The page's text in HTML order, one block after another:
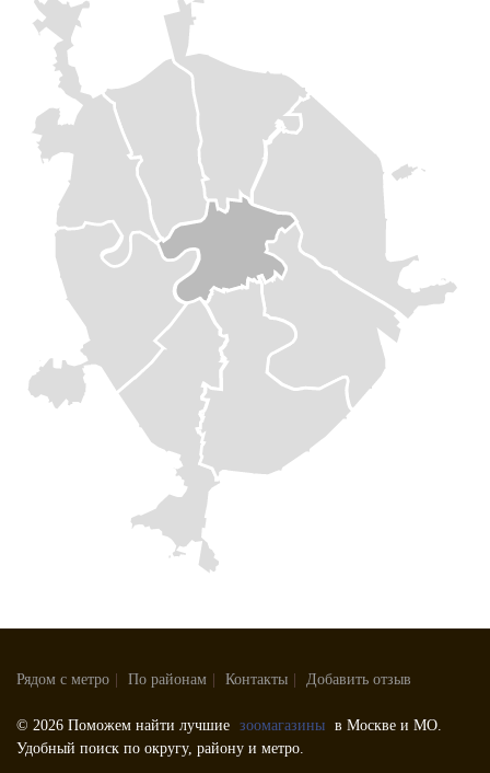
Рядом с метро | По районам | Контакты | Добавить отзыв
© 2026 Поможем найти лучшие зоомагазины в Москве и МО.
Удобный поиск по округу, району и метро.